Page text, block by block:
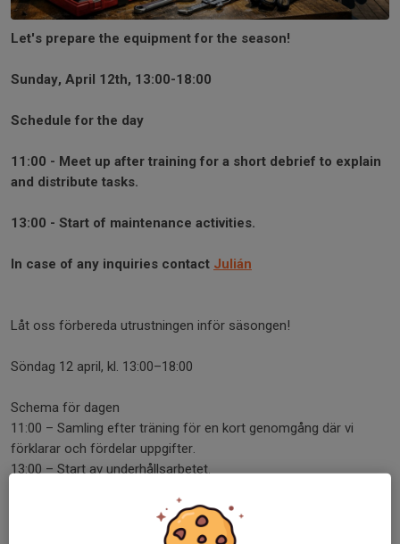
Let's prepare the equipment for the season!
Sunday, April 12th, 13:00-18:00
Schedule for the day
11:00 - Meet up after training for a short debrief to explain
and distribute tasks.
13:00 - Start of maintenance activities.
In case of any inquiries contact Julián
Låt oss förbereda utrustningen inför säsongen!
Söndag 12 april, kl. 13:00–18:00
Schema för dagen
11:00 – Samling efter träning för en kort genomgång där vi
förklarar och fördelar uppgifter.
13:00 – Start av underhållsarbetet.
Julián.